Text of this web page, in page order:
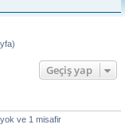
Geçiş yap
yok ve 1 misafir